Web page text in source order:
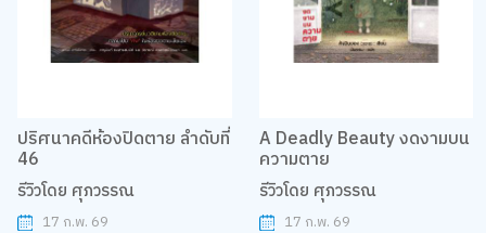
ปริศนาคดีห้องปิดตาย ลำดับที่
46
รีวิวโดย ศุภวรรณ
17 ก.พ. 69
A Deadly Beauty งดงามบน
ความตาย
รีวิวโดย ศุภวรรณ
17 ก.พ. 69